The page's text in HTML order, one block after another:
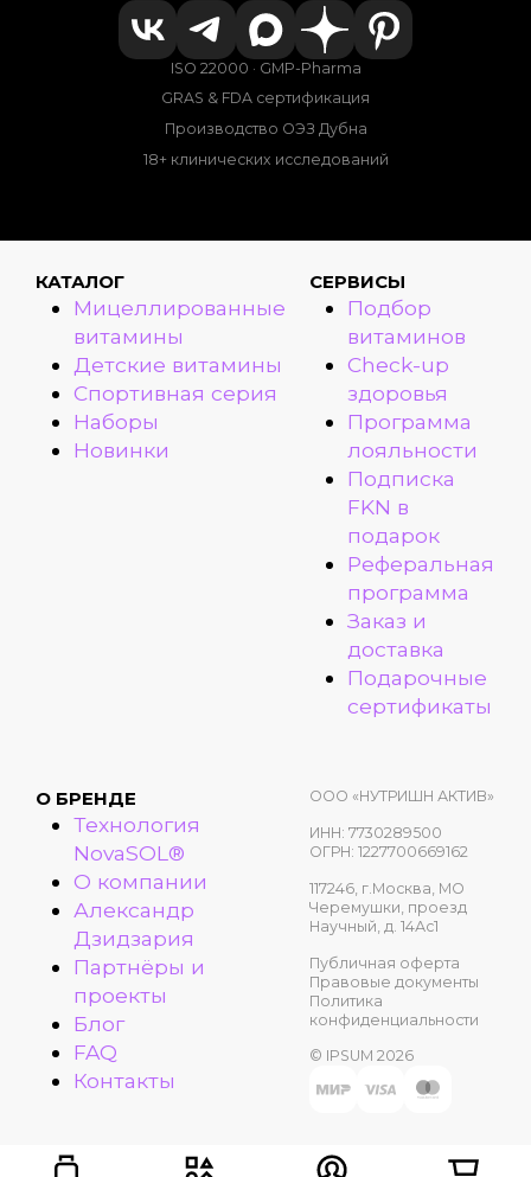
ISO 22000 · GMP-Pharma
GRAS & FDA сертификация
Производство ОЭЗ Дубна
18+ клинических исследований
КАТАЛОГ
Мицеллированные
витамины
Детские витамины
Спортивная серия
Наборы
Новинки
СЕРВИСЫ
Подбор
витаминов
Check-up
здоровья
Программа
лояльности
Подписка
FKN в
подарок
Реферальная
программа
Заказ и
доставка
Подарочные
сертификаты
О БРЕНДЕ
Технология
NovaSOL®
О компании
Александр
Дзидзария
Партнёры и
проекты
Блог
FAQ
Контакты
ООО «НУТРИШН АКТИВ»
ИНН: 7730289500
ОГРН: 1227700669162
117246, г.Москва, МО
Черемушки, проезд
Научный, д. 14Ас1
Публичная оферта
Правовые документы
Политика
конфиденциальности
© IPSUM 2026